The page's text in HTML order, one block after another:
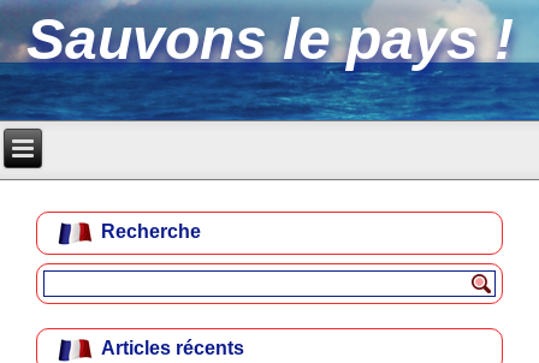
Sauvons le pays !
Recherche
Articles récents